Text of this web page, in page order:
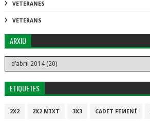
VETERANES
VETERANS
ARXIU
ETIQUETES
2X2 2X2 MIXT 3X3 CADET FEMENÍ